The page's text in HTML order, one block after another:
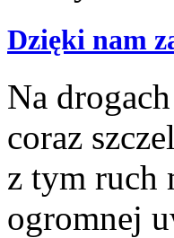
Dzięki nam
Na
coraz
z tym ruch
ogromnej